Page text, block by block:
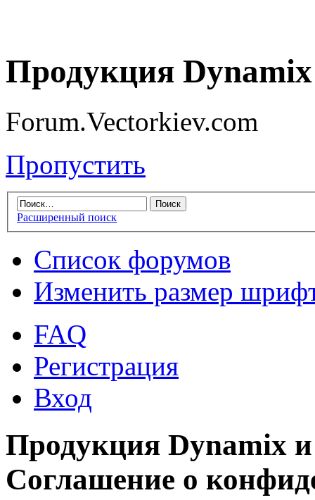
Продукция
Forum.Vectorkiev.com
Пропустить
Расширенный поиск
Список форумов
Изменить размер
FAQ
Регистрация
Вход
Продукция Dynamix
Соглашение о